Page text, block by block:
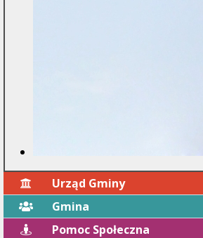
Urząd Gminy
Gmina
Pomoc Społeczna